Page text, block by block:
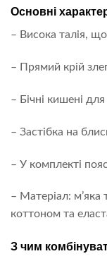
Основні
– Висока талія,
– Прямий крій
– Бічні кишені для
– Застібка на
– У комплекті
– Матеріал: м’яка
коттоном та
З чим